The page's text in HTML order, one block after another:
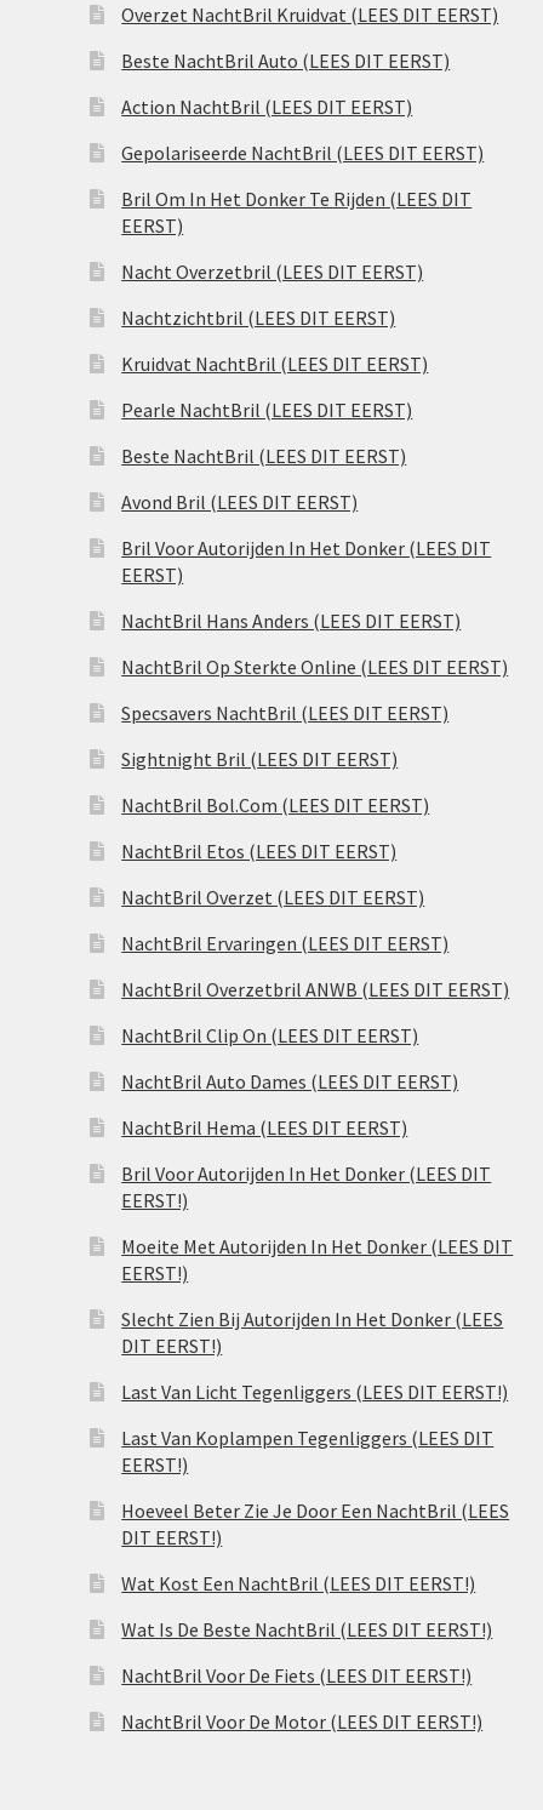
Overzet NachtBril Kruidvat (LEES DIT EERST)
Beste NachtBril Auto (LEES DIT EERST)
Action NachtBril (LEES DIT EERST)
Gepolariseerde NachtBril (LEES DIT EERST)
Bril Om In Het Donker Te Rijden (LEES DIT
EERST)
Nacht Overzetbril (LEES DIT EERST)
Nachtzichtbril (LEES DIT EERST)
Kruidvat NachtBril (LEES DIT EERST)
Pearle NachtBril (LEES DIT EERST)
Beste NachtBril (LEES DIT EERST)
Avond Bril (LEES DIT EERST)
Bril Voor Autorijden In Het Donker (LEES DIT
EERST)
NachtBril Hans Anders (LEES DIT EERST)
NachtBril Op Sterkte Online (LEES DIT EERST)
Specsavers NachtBril (LEES DIT EERST)
Sightnight Bril (LEES DIT EERST)
NachtBril Bol.Com (LEES DIT EERST)
NachtBril Etos (LEES DIT EERST)
NachtBril Overzet (LEES DIT EERST)
NachtBril Ervaringen (LEES DIT EERST)
NachtBril Overzetbril ANWB (LEES DIT EERST)
NachtBril Clip On (LEES DIT EERST)
NachtBril Auto Dames (LEES DIT EERST)
NachtBril Hema (LEES DIT EERST)
Bril Voor Autorijden In Het Donker (LEES DIT
EERST!)
Moeite Met Autorijden In Het Donker (LEES DIT
EERST!)
Slecht Zien Bij Autorijden In Het Donker (LEES
DIT EERST!)
Last Van Licht Tegenliggers (LEES DIT EERST!)
Last Van Koplampen Tegenliggers (LEES DIT
EERST!)
Hoeveel Beter Zie Je Door Een NachtBril (LEES
DIT EERST!)
Wat Kost Een NachtBril (LEES DIT EERST!)
Wat Is De Beste NachtBril (LEES DIT EERST!)
NachtBril Voor De Fiets (LEES DIT EERST!)
NachtBril Voor De Motor (LEES DIT EERST!)